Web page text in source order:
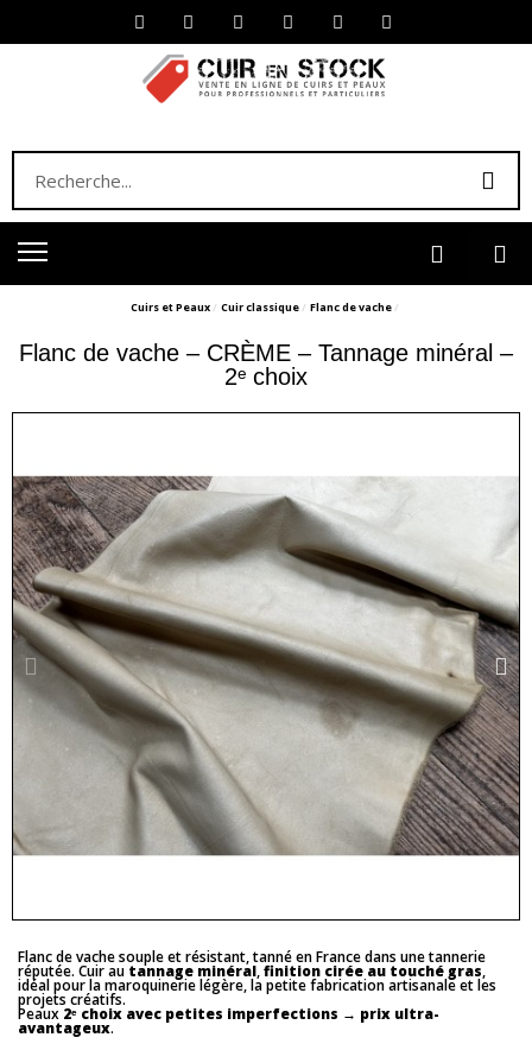
Cuirs et Peaux Cuir classique Flanc de vache
Flanc de vache – CRÈME – Tannage minéral –
2ᵉ choix
Flanc de vache souple et résistant, tanné en France dans une tannerie
réputée. Cuir au tannage minéral,finition cirée au touché gras,
idéal pour la maroquinerie légère, la petite fabrication artisanale et les
projets créatifs.
Peaux 2ᵉ choix avec petites imperfections → prix ultra-
avantageux.